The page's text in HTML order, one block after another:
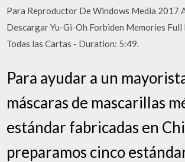
Para Reproductor De Windows Media 2017
Descargar Yu-Gi-Oh Forbiden Memories Full
Todas las Cartas - Duration: 5:49.
Para ayudar a un
máscaras de mascarillas
estándar fabricadas en
preparamos cinco